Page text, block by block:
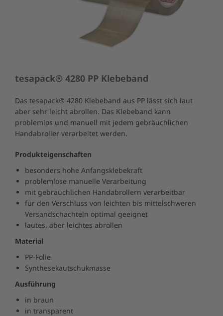
tesapack® 4280 PP Klebeband
Das tesapack® 4280 Klebeband aus PP lässt sich laut
aber sehr leicht abrollen. Das Klebeband kann
problemlos und manuell mit jedem gebräuchlichen
Handabroller verarbeitet werden.
Produkteigenschaften
besonders hohe Anfangsklebekraft
problemlose manuelle Verarbeitung
mit gebräuchlichen Handabrollern verarbeitbar
für den Verschluss von leichten bis mittelschweren
Versandschachteln optimal geeignet
lautes, aber leichtes abrollen
Material
PP-Folie
Synthesekautschukmasse
Ausführung
in braun
in transparent